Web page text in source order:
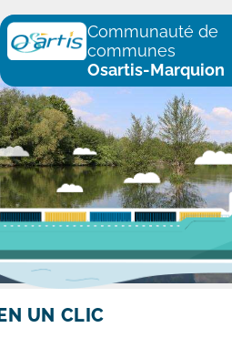
Panneau de gestion des cookies
Communauté de
communes
Osartis-Marquion
UN CLIC